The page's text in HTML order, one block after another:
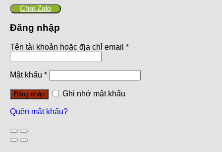
Chat Zalo
Đăng nhập
Tên tài khoản hoặc địa chỉ email *
Mật khẩu *
Đăng nhập Ghi nhớ mật khẩu
Quên mật khẩu?